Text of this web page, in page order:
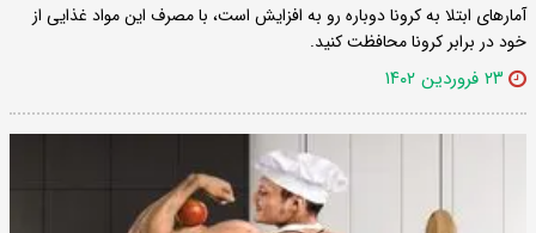
آمارهای ابتلا به کرونا دوباره رو به افزایش است، با مصرف این مواد غذایی از
خود در برابر کرونا محافظت کنید.
۲۳ فروردین ۱۴۰۲